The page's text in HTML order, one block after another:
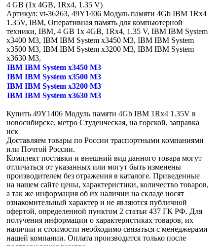
4 GB (1x 4GB, 1Rx4, 1.35 V)
Артикул: vt-36263, 49Y1406 Модуль памяти 4Gb IBM 1Rx4
1.35V, IBM, Оперативная память для компьютерной
техники, IBM, 4 GB 1x 4GB, 1Rx4, 1.35 V, IBM IBM System
x3400 M3, IBM IBM System x3450 M3, IBM IBM System
x3500 M3, IBM IBM System x3200 M3, IBM IBM System
x3630 M3,
IBM IBM System x3450 M3
IBM IBM System x3500 M3
IBM IBM System x3200 M3
IBM IBM System x3630 M3
Купить 49Y1406 Модуль памяти 4Gb IBM 1Rx4 1.35V в
новосибирске, метро Студенческая, на горской, заправка
нск
Доставляем товары по России траспортными компаниями
или Почтой России.
Комплект поставки и внешний вид данного товара могут
отличаться от указанных или могут быть изменены
производителем без отражения в каталоге. Приведенные
на нашем сайте цены, характеристики, количество товаров,
а так же информация об их наличии на складе носят
ознакомительный характер и не являются публичной
офертой, определенной пунктом 2 статьи 437 ГК РФ. Для
получения информации о характеристиках товаров, их
наличии и стоимости необходимо связаться с менеджерами
нашей компании. Оплата производится только после